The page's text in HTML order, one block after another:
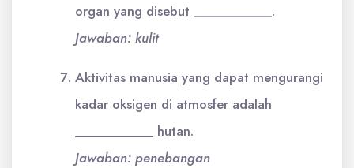
organ yang disebut ___________.
Jawaban: kulit
Aktivitas manusia yang dapat mengurangi
kadar oksigen di atmosfer adalah
___________ hutan.
Jawaban: penebangan